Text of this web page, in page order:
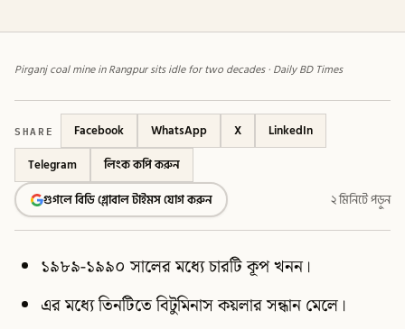
Pirganj coal mine in Rangpur sits idle for two decades · Daily BD Times
SHARE Facebook WhatsApp X
LinkedIn
Telegram
লিংক কপি করুন
গুগলে বিডি গ্লোবাল টাইমস যোগ করুন
২ মিনিটে পড়ুন
১৯৮৯-১৯৯০ সালের মধ্যে চারটি কূপ খনন।
এর মধ্যে তিনটিতে বিটুমিনাস কয়লার সন্ধান মেলে।